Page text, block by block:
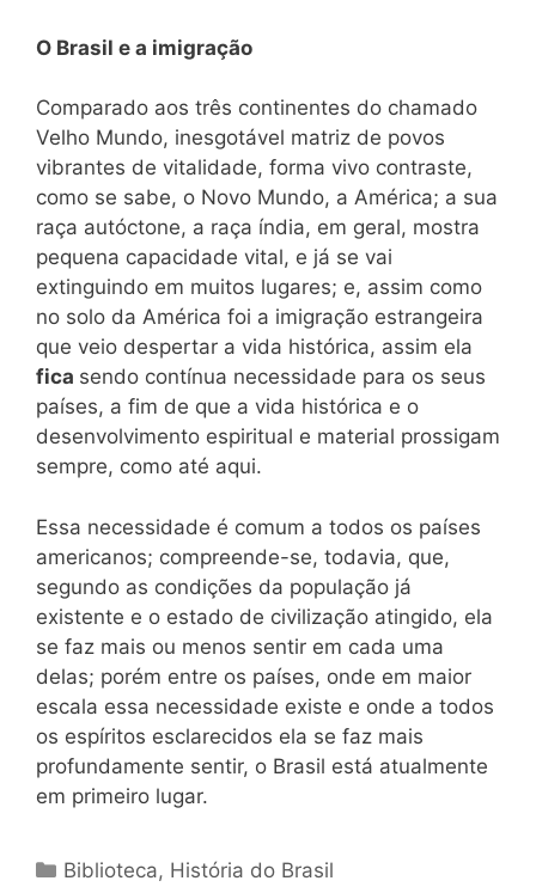
O Brasil e a imigração
Comparado aos três continentes do chamado
Velho Mundo, inesgotável matriz de povos
vibrantes de vitalidade, forma vivo contraste,
como se sabe, o Novo Mundo, a América; a sua
raça autóctone, a raça índia, em geral, mostra
pequena capacidade vital, e já se vai
extinguindo em muitos lugares; e, assim como
no solo da América foi a imigração estrangeira
que veio despertar a vida histórica, assim ela
fica sendo contínua necessidade para os seus
países, a fim de que a vida histórica e o
desenvolvimento espiritual e material prossigam
sempre, como até aqui.
Essa necessidade é comum a todos os países
americanos; compreende-se, todavia, que,
segundo as condições da população já
existente e o estado de civilização atingido, ela
se faz mais ou menos sentir em cada uma
delas; porém entre os países, onde em maior
escala essa necessidade existe e onde a todos
os espíritos esclarecidos ela se faz mais
profundamente sentir, o Brasil está atualmente
em primeiro lugar.
Categorias
Biblioteca, História do Brasil